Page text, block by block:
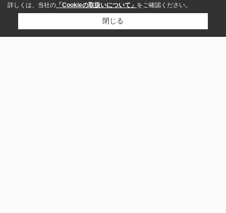
詳しくは、当社の 「Cookieの取扱いについて」 をご確認ください。
閉じる